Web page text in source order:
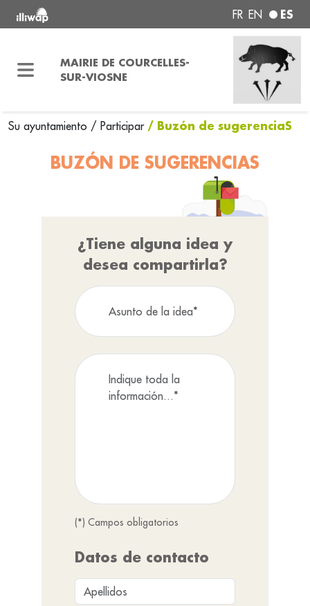
FR EN ES
MAIRIE DE COURCELLES-
SUR-VIOSNE
Su ayuntamiento / Participar / Buzón de sugerenciaS
BUZÓN DE SUGERENCIAS
¿Tiene alguna idea y
desea compartirla?
(*) Campos obligatorios
Datos de contacto